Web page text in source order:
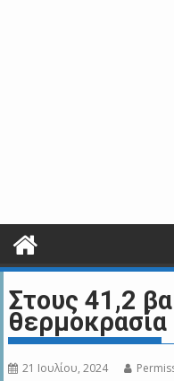
Στους 41,2
21 Ιουλίου, 2024